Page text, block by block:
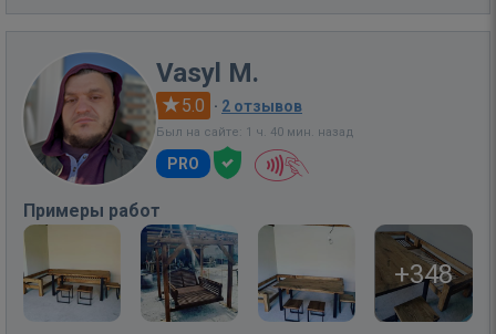
Vasyl M.
5.0 · 2 отзывов
Был на сайте: 1 ч. 40 мин. назад
PRO
Примеры работ
+348